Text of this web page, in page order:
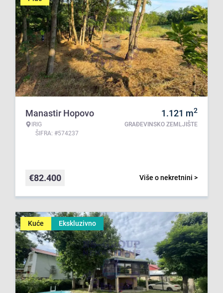
Manastir Hopovo
IRIG
ŠIFRA: #574237
1.121 m2
GRAĐEVINSKO ZEMLJIŠTE
Više o nekretnini >
€82.400
Kuće Ekskluzivno